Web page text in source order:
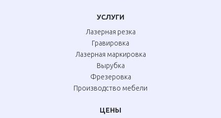
УСЛУГИ
Лазерная резка
Гравировка
Лазерная маркировка
Вырубка
Фрезеровка
Производство мебели
ЦЕНЫ